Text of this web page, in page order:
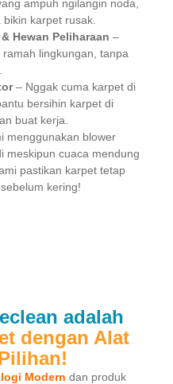
ampuh ngilangin noda,
karpet rusak.
Hewan Peliharaan –
lingkungan, tanpa
– Nggak cuma karpet di
bersihin karpet di
buat kerja.
menggunakan blower
meskipun cuaca mendung
pastikan karpet tetap
kering!
adalah
dengan Alat
Modern dan produk